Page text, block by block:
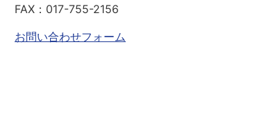
FAX：017-755-2156
お問い合わせフォーム